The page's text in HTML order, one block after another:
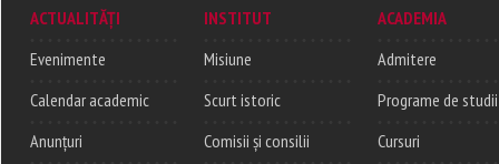
ACTUALITĂȚI
Evenimente
Calendar academic
Anunțuri
INSTITUT
Misiune
Scurt istoric
Comisii și consilii
ACADEMIA
Admitere
Programe de studii
Cursuri